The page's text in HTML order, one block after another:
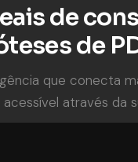
de
de
que conecta
através da